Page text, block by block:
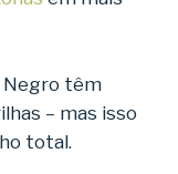
Negro têm
– mas isso
total.